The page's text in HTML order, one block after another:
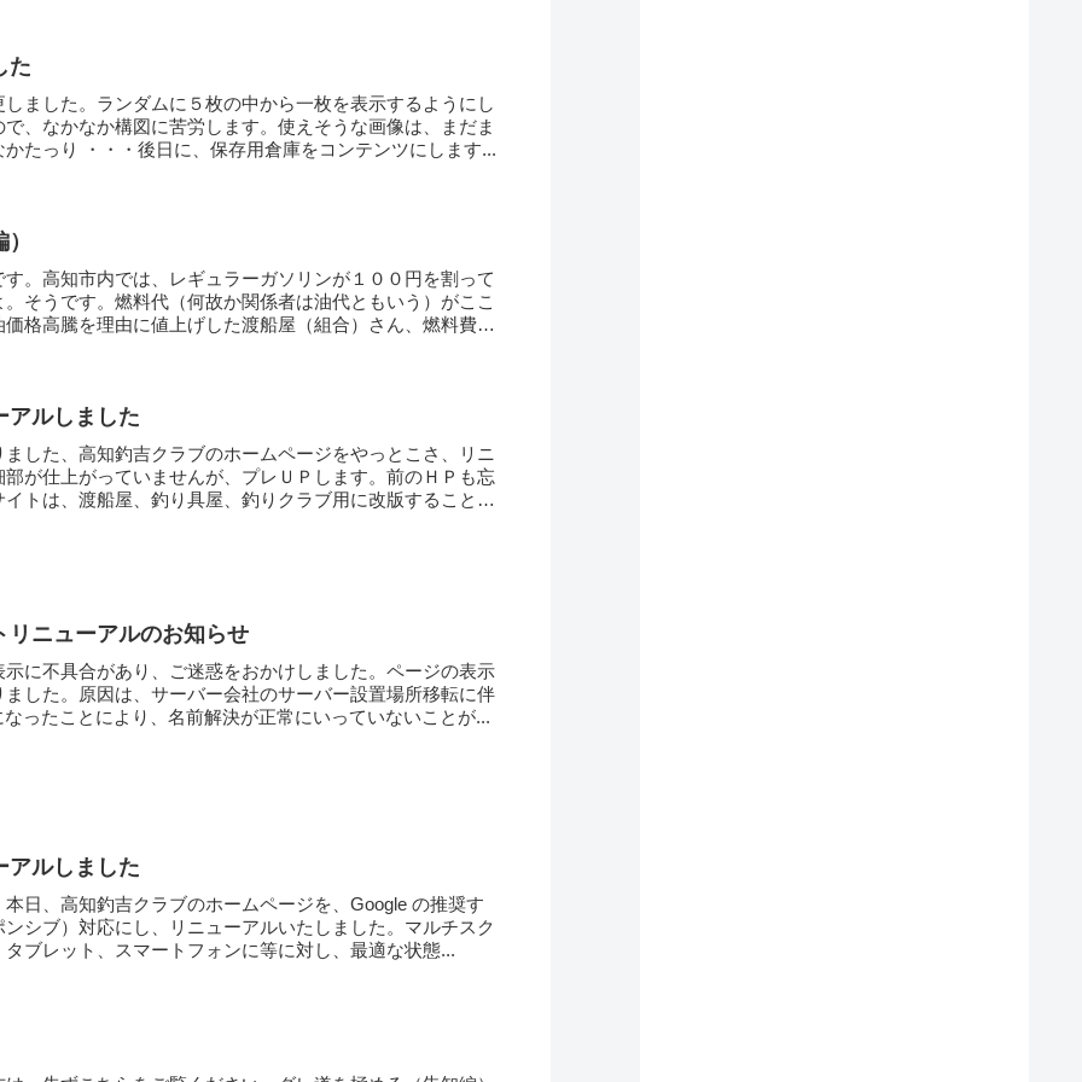
た
ました。ランダムに５枚の中から一枚を表示するようにし
、なかなか構図に苦労します。使えそうな画像は、まだま
たっり ・・・後日に、保存用倉庫をコンテンツにします...
。高知市内では、レギュラーガソリンが１００円を割って
そうです。燃料代（何故か関係者は油代ともいう）がここ
格高騰を理由に値上げした渡船屋（組合）さん、燃料費
アルしました
した、高知釣吉クラブのホームページをやっとこさ、リニ
が仕上がっていませんが、プレＵＰします。前のＨＰも忘
トは、渡船屋、釣り具屋、釣りクラブ用に改版すること
リニューアルのお知らせ
に不具合があり、ご迷惑をおかけしました。ページの表示
した。原因は、サーバー会社のサーバー設置場所移転に伴
ったことにより、名前解決が正常にいっていないことが...
アルしました
日、高知釣吉クラブのホームページを、Google の推奨す
シブ）対応にし、リニューアルいたしました。マルチスク
ブレット、スマートフォンに等に対し、最適な状態...